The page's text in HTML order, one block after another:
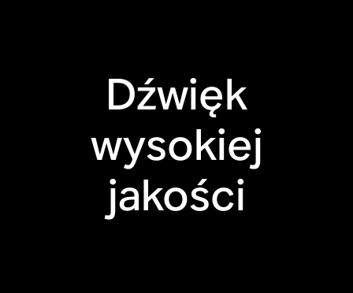
Sterowanie
dotykowe
Dźwięk
wysokiej
jakości